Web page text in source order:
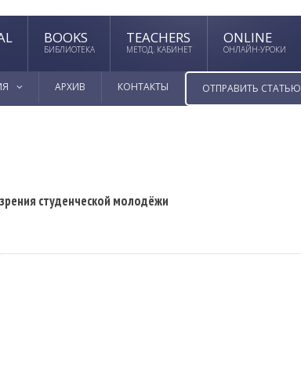
BOOKS
БИБЛИОТЕКА
TEACHERS
МЕТОД. КАБИНЕТ
ONLINE
ОНЛАЙН-УРОКИ
АРХИВ КОНТАКТЫ ОТПРАВИТЬ СТАТЬЮ
студенческой молодёжи